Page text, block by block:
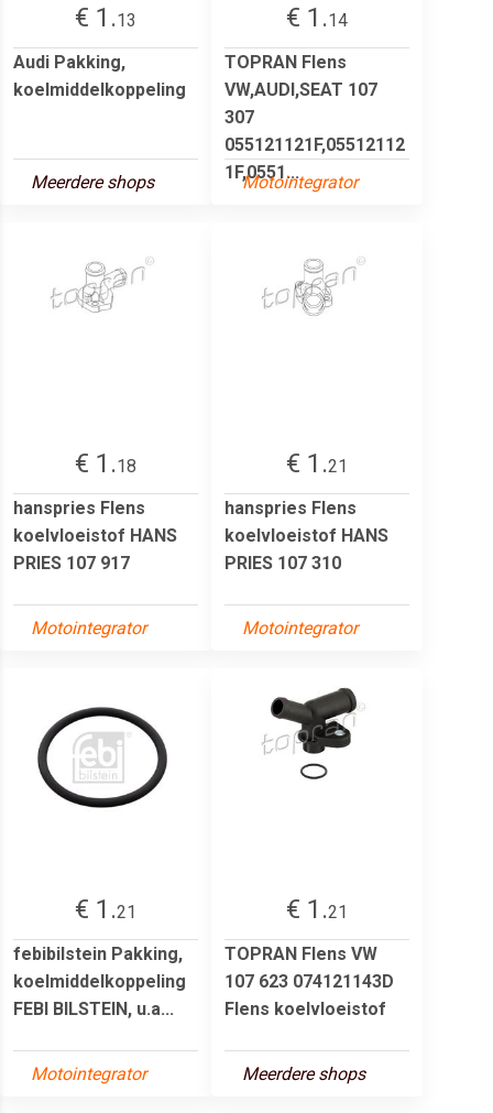
€ 1.13
Audi Pakking,
koelmiddelkoppeling
Meerdere shops
€ 1.14
TOPRAN Flens
VW,AUDI,SEAT 107
307
055121121F,05512112
1F,0551...
Motointegrator
€ 1.18
hanspries Flens
koelvloeistof HANS
PRIES 107 917
Motointegrator
€ 1.21
hanspries Flens
koelvloeistof HANS
PRIES 107 310
Motointegrator
€ 1.21
febibilstein Pakking,
koelmiddelkoppeling
FEBI BILSTEIN, u.a...
Motointegrator
€ 1.21
TOPRAN Flens VW
107 623 074121143D
Flens koelvloeistof
Meerdere shops